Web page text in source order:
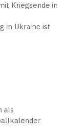
Kriegsende in
in Ukraine ist
als